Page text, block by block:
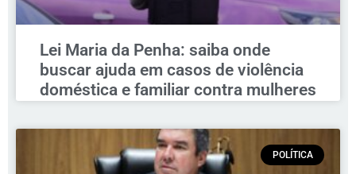
Lei Maria da Penha: saiba onde
buscar ajuda em casos de violência
doméstica e familiar contra mulheres
POLÍTICA